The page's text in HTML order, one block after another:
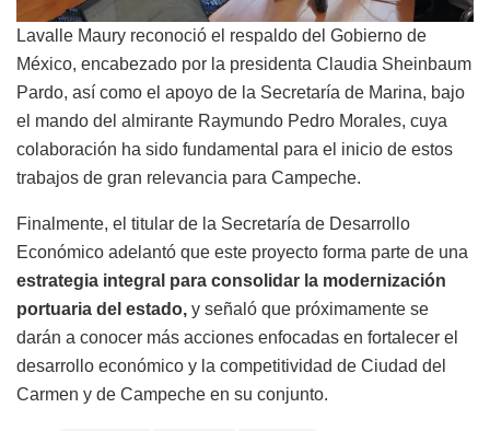
Lavalle Maury reconoció el respaldo del Gobierno de
México, encabezado por la presidenta Claudia Sheinbaum
Pardo, así como el apoyo de la Secretaría de Marina, bajo
el mando del almirante Raymundo Pedro Morales, cuya
colaboración ha sido fundamental para el inicio de estos
trabajos de gran relevancia para Campeche.
Finalmente, el titular de la Secretaría de Desarrollo
Económico adelantó que este proyecto forma parte de una
estrategia integral para consolidar la modernización
portuaria del estado, y señaló que próximamente se
darán a conocer más acciones enfocadas en fortalecer el
desarrollo económico y la competitividad de Ciudad del
Carmen y de Campeche en su conjunto.